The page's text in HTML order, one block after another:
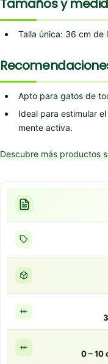
Tamaños y
Talla única: 36 cm
Apto para gatos de
Ideal para estimular
mente activa.
Descubre más productos
0 – 10